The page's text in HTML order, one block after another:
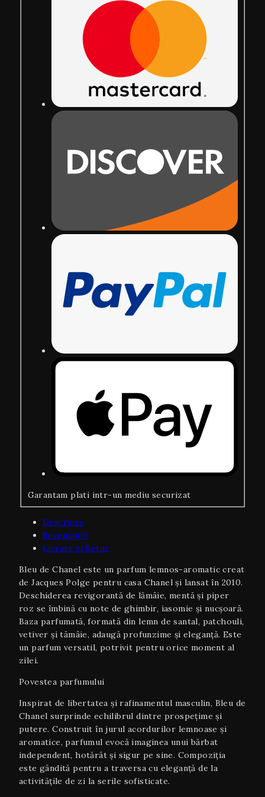
Garantam plati intr-un mediu securizat
Descriere
Recenzii(0)
Livrare si Retur
Bleu de Chanel este un parfum lemnos-aromatic creat
de Jacques Polge pentru casa Chanel și lansat în 2010.
Deschiderea revigorantă de lămâie, mentă și piper
roz se îmbină cu note de ghimbir, iasomie și nucșoară.
Baza parfumată, formată din lemn de santal, patchouli,
vetiver și tămâie, adaugă profunzime și eleganță. Este
un parfum versatil, potrivit pentru orice moment al
zilei.
Povestea parfumului
Inspirat de libertatea și rafinamentul masculin, Bleu de
Chanel surprinde echilibrul dintre prospețime și
putere. Construit în jurul acordurilor lemnoase și
aromatice, parfumul evocă imaginea unui bărbat
independent, hotărât și sigur pe sine. Compoziția
este gândită pentru a traversa cu eleganță de la
activitățile de zi la serile sofisticate.